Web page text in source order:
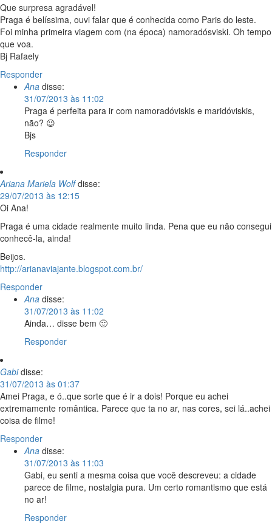
Que surpresa agradável!
Praga é belíssima, ouvi falar que é conhecida como Paris do leste.
Foi minha primeira viagem com (na época) namoradósviski. Oh tempo
que voa.
Bj Rafaely
Responder
Ana disse:
31/07/2013 às 11:02
Praga é perfeita para ir com namoradóviskis e maridóviskis,
não? 😉
Bjs
Responder
Ariana Mariela Wolf disse:
29/07/2013 às 12:15
Oi Ana!
Praga é uma cidade realmente muito linda. Pena que eu não consegui
conhecê-la, ainda!
Beijos.
http://arianaviajante.blogspot.com.br/
Responder
Ana disse:
31/07/2013 às 11:02
Ainda… disse bem 🙂
Responder
Gabi disse:
31/07/2013 às 01:37
Amei Praga, e ó..que sorte que é ir a dois! Porque eu achei
extremamente romântica. Parece que ta no ar, nas cores, sei lá..achei
coisa de filme!
Responder
Ana disse:
31/07/2013 às 11:03
Gabi, eu senti a mesma coisa que você descreveu: a cidade
parece de filme, nostalgia pura. Um certo romantismo que está
no ar!
Responder